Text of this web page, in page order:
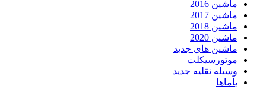
ماشین 2016
ماشین 2017
ماشین 2018
ماشین 2020
ماشین های جدید
موتورسیکلت
وسیله نقلیه جدید
یاماها